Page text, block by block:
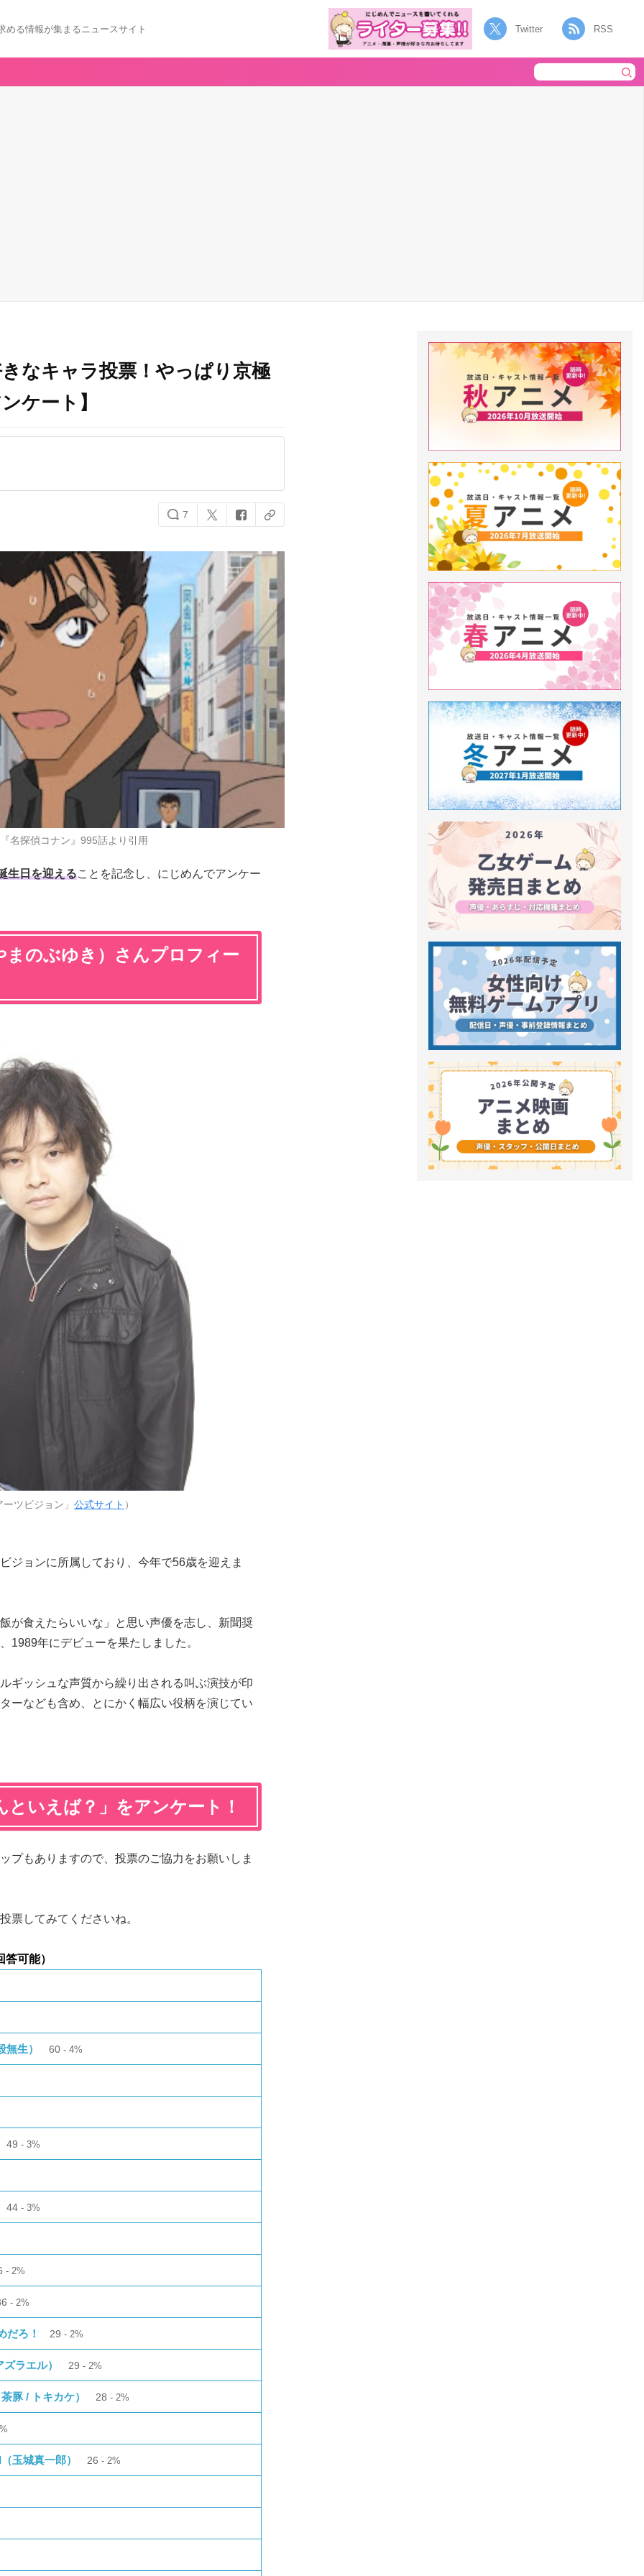
める情報が集まるニュースサイト Twitter RSS
なキャラ投票！やっぱり京極
ケート】
7
名探偵コナン』995話より引用
生日を迎えることを記念し、にじめんでアンケー
まのぶゆき）さんプロフィー
ツビジョン」 公式サイト ）
ジョンに所属しており、今年で56歳を迎えま
が食えたらいいな」と思い声優を志し、新聞奨
1989年にデビューを果たしました。
ギッシュな声質から繰り出される叫ぶ演技が印
ーなども含め、とにかく幅広い役柄を演じてい
いえば？」をアンケート！
プもありますので、投票のご協力をお願いしま
票してみてくださいね。
可能）
生） 60 4%
49 3%
44 3%
2%
2%
だろ！ 29 2%
ラエル） 29 2%
豚 / トキカケ） 28 2%
玉城真一郎） 26 2%